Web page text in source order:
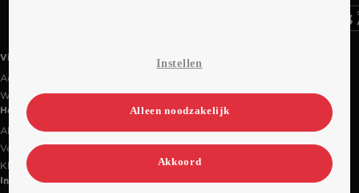
Videoland
Actiecode
Werken bij RTL
Handige links
Alle films & series
Veelgestelde vragen
Klantenservice
Informatie
Instellen
Alleen noodzakelijk
Akkoord